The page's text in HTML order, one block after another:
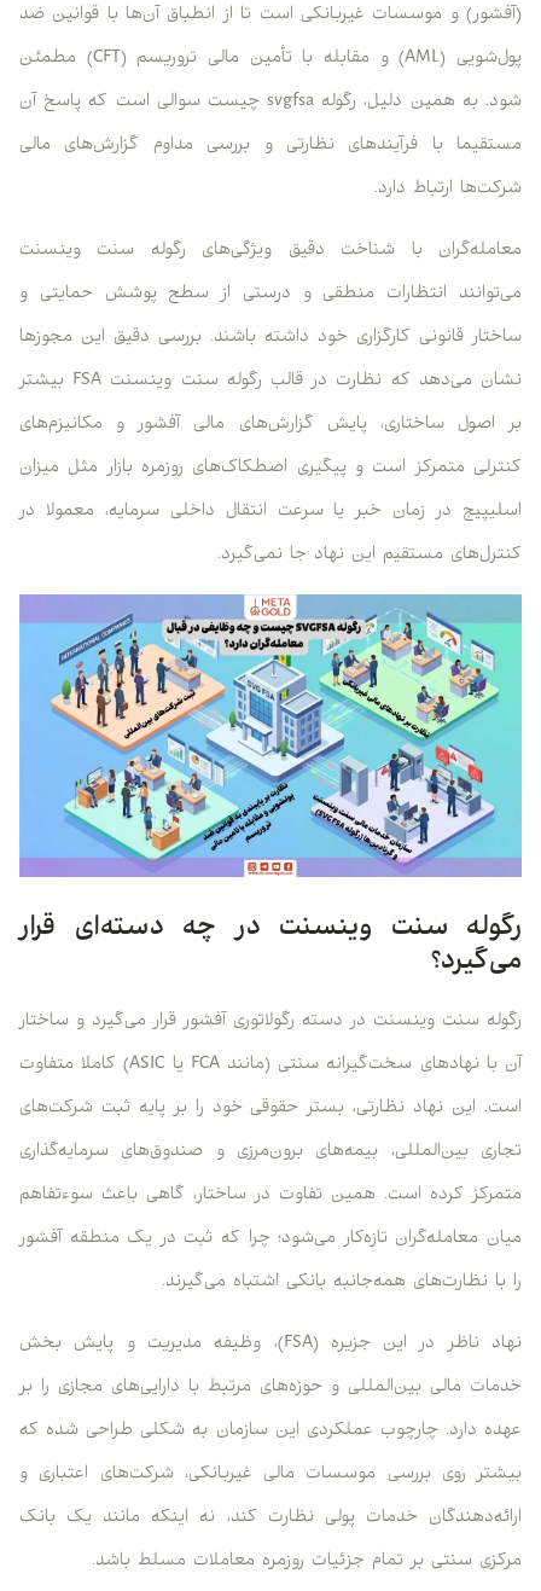
(آفشور) و موسسات غیربانکی است تا از انطباق آن‌ها با قوانین ضد
پول‌شویی (AML) و مقابله با تأمین مالی تروریسم (CFT) مطمئن
شود. به همین دلیل، رگوله svgfsa چیست سوالی است که پاسخ آن
مستقیما با فرآیندهای نظارتی و بررسی مداوم گزارش‌های مالی
شرکت‌ها ارتباط دارد.
معامله‌گران با شناخت دقیق ویژگی‌های رگوله سنت وینسنت
می‌توانند انتظارات منطقی و درستی از سطح پوشش حمایتی و
ساختار قانونی کارگزاری خود داشته باشند. بررسی دقیق این مجوزها
نشان می‌دهد که نظارت در قالب رگوله سنت وینسنت FSA بیشتر
بر اصول ساختاری، پایش گزارش‌های مالی آفشور و مکانیزم‌های
کنترلی متمرکز است و پیگیری اصطکاک‌های روزمره بازار مثل میزان
اسلیپیج در زمان خبر یا سرعت انتقال داخلی سرمایه، معمولا در
کنترل‌های مستقیم این نهاد جا نمی‌گیرد.
رگوله سنت وینسنت در چه دسته‌ای قرار
می‌گیرد؟
رگوله سنت وینسنت در دسته رگولاتوری آفشور قرار می‌گیرد و ساختار
آن با نهادهای سخت‌گیرانه سنتی (مانند FCA یا ASIC) کاملا متفاوت
است. این نهاد نظارتی، بستر حقوقی خود را بر پایه ثبت شرکت‌های
تجاری بین‌المللی، بیمه‌های برون‌مرزی و صندوق‌های سرمایه‌گذاری
متمرکز کرده است. همین تفاوت در ساختار، گاهی باعث سوءتفاهم
میان معامله‌گران تازه‌کار می‌شود؛ چرا که ثبت در یک منطقه آفشور
را با نظارت‌های همه‌جانبه بانکی اشتباه می‌گیرند.
نهاد ناظر در این جزیره (FSA)، وظیفه مدیریت و پایش بخش
خدمات مالی بین‌المللی و حوزه‌های مرتبط با دارایی‌های مجازی را بر
عهده دارد. چارچوب عملکردی این سازمان به شکلی طراحی شده که
بیشتر روی بررسی موسسات مالی غیربانکی، شرکت‌های اعتباری و
ارائه‌دهندگان خدمات پولی نظارت کند، نه اینکه مانند یک بانک
مرکزی سنتی بر تمام جزئیات روزمره معاملات مسلط باشد.